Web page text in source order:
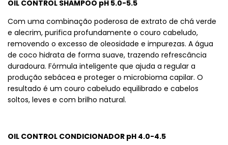
OIL CONTROL SHAMPOO pH 5.0-5.5
Com uma combinação poderosa de extrato de chá verde
e alecrim, purifica profundamente o couro cabeludo,
removendo o excesso de oleosidade e impurezas. A água
de coco hidrata de forma suave, trazendo refrescância
duradoura. Fórmula inteligente que ajuda a regular a
produção sebácea e proteger o microbioma capilar. O
resultado é um couro cabeludo equilibrado e cabelos
soltos, leves e com brilho natural.
OIL CONTROL CONDICIONADOR pH 4.0-4.5